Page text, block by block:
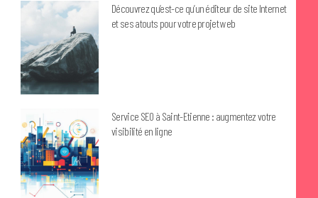
Découvrez qu’est-ce qu’un éditeur de site Internet
et ses atouts pour votre projet web
Service SEO à Saint-Etienne : augmentez votre
visibilité en ligne